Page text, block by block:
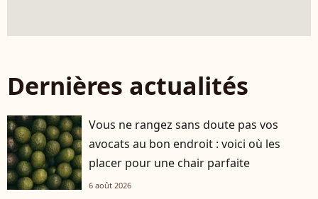
Dernières actualités
Vous ne rangez sans doute pas vos
avocats au bon endroit : voici où les
placer pour une chair parfaite
6 août 2026